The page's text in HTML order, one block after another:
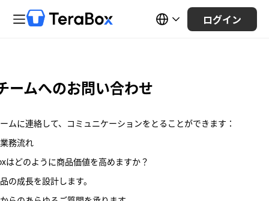
ログイン
ームへのお問い合わせ
ムに連絡して、コミュニケーションをとることができます：
務流れ
はどのように商品価値を高めますか？
の成長を設計します。